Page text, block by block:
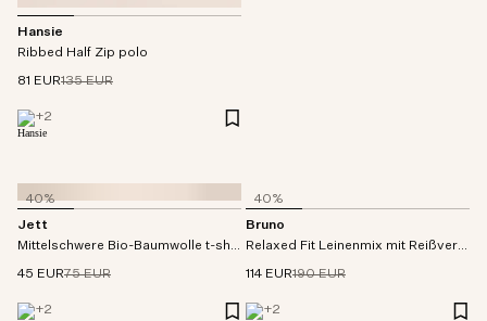
Hansie
Ribbed Half Zip polo
81 EUR135 EUR
+2
40%
Jett
Mittelschwere Bio-Baumwolle t-shirt
45 EUR75 EUR
+2
40%
Bruno
Relaxed Fit Leinenmix mit Reißverschluss polo
114 EUR190 EUR
+2